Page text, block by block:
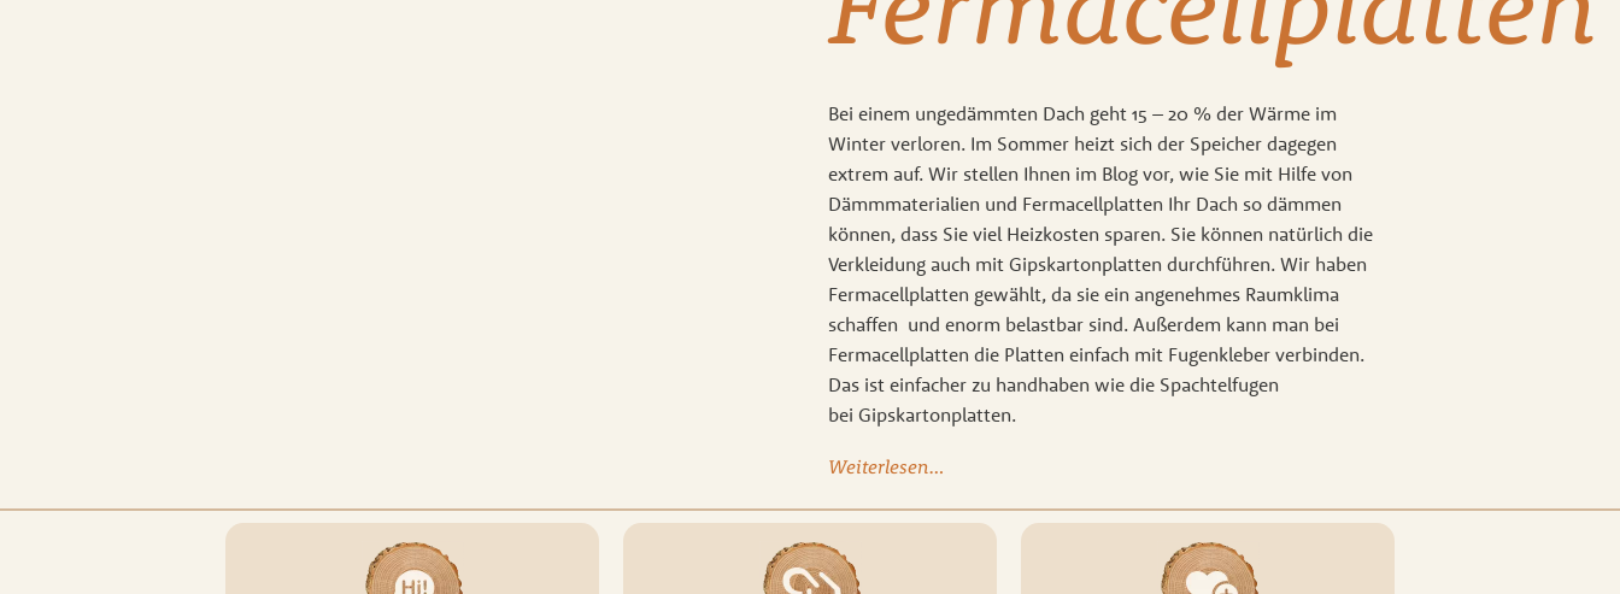
Bei einem ungedämmten Dach geht 15 – 20 % der Wärme im
Winter verloren. Im Sommer heizt sich der Speicher dagegen
extrem auf. Wir stellen Ihnen im Blog vor, wie Sie mit Hilfe von
Dämmmaterialien und Fermacellplatten Ihr Dach so dämmen
können, dass Sie viel Heizkosten sparen. Sie können natürlich die
Verkleidung auch mit Gipskartonplatten durchführen. Wir haben
Fermacellplatten gewählt, da sie ein angenehmes Raumklima
schaffen und enorm belastbar sind. Außerdem kann man bei
Fermacellplatten die Platten einfach mit Fugenkleber verbinden.
Das ist einfacher zu handhaben wie die Spachtelfugen
bei Gipskartonplatten.
Weiterlesen…